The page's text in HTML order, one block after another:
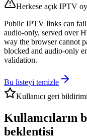
Herkese açık IPTV
Public IPTV links can fail
audio-only, served over
way the browser cannot
blocked and audio-only
validation.
Bu listeyi temizle
Kullanıcı geri
Kullanıcıların
beklentisi